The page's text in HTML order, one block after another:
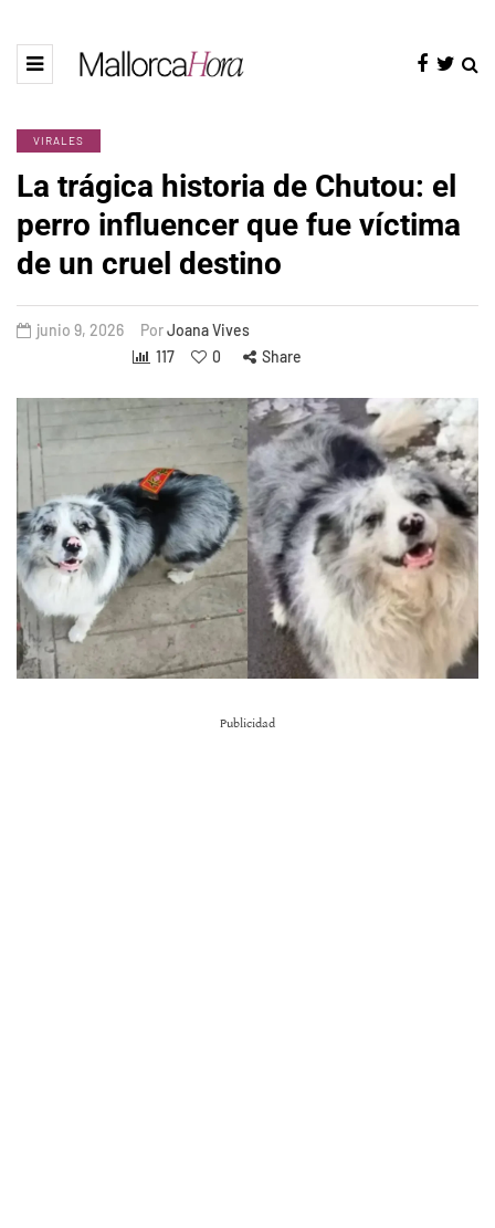
VIRALES
La trágica historia de Chutou: el
perro influencer que fue víctima
de un cruel destino
junio 9, 2026 PorJoana Vives
117
0 Share
Publicidad